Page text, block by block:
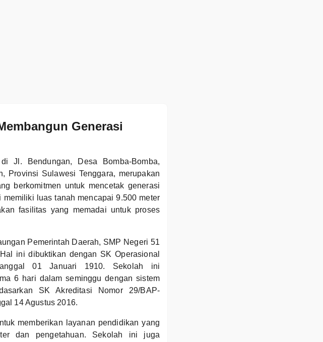
Generasi
Jl. Bendungan, Desa Bomba-Bomba,
Provinsi Sulawesi Tenggara, merupakan
berkomitmen untuk mencetak generasi
luas tanah mencapai 9.500 meter
fasilitas yang memadai untuk proses
Pemerintah Daerah, SMP Negeri 51
ini dibuktikan dengan SK Operasional
01 Januari 1910. Sekolah ini
6 hari dalam seminggu dengan sistem
SK Akreditasi Nomor 29/BAP-
14 Agustus 2016.
memberikan layanan pendidikan yang
dan pengetahuan. Sekolah ini juga